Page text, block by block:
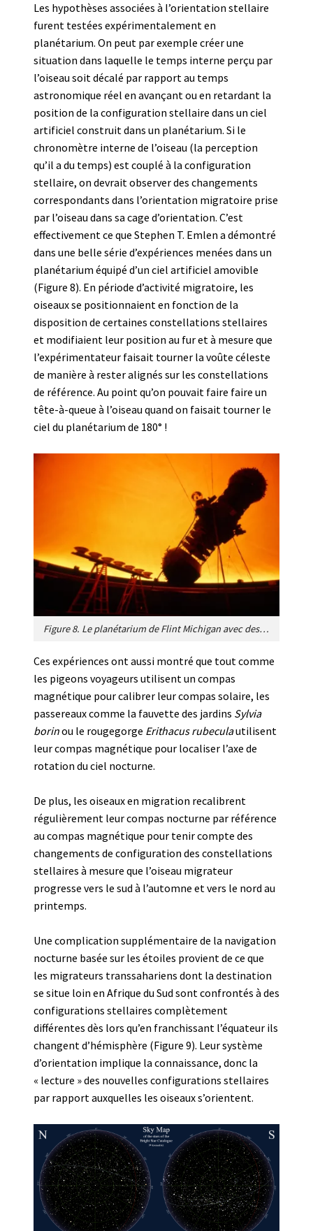
Les hypothèses associées à l’orientation stellaire
furent testées expérimentalement en
planétarium. On peut par exemple créer une
situation dans laquelle le temps interne perçu par
l’oiseau soit décalé par rapport au temps
astronomique réel en avançant ou en retardant la
position de la configuration stellaire dans un ciel
artificiel construit dans un planétarium. Si le
chronomètre interne de l’oiseau (la perception
qu’il a du temps) est couplé à la configuration
stellaire, on devrait observer des changements
correspondants dans l’orientation migratoire prise
par l’oiseau dans sa cage d’orientation. C’est
effectivement ce que Stephen T. Emlen a démontré
dans une belle série d’expériences menées dans un
planétarium équipé d’un ciel artificiel amovible
(Figure 8). En période d’activité migratoire, les
oiseaux se positionnaient en fonction de la
disposition de certaines constellations stellaires
et modifiaient leur position au fur et à mesure que
l’expérimentateur faisait tourner la voûte céleste
de manière à rester alignés sur les constellations
de référence. Au point qu’on pouvait faire faire un
tête-à-queue à l’oiseau quand on faisait tourner le
ciel du planétarium de 180° !
Figure 8. Le planétarium de Flint Michigan avec des cages d’orientation utilisé par Stephen T. Emlen pour l’étude de l’orientation prise par l’oiseau en fonction des constellation visibles dans le ciel. [Source photo © Stephen T. Emlen, avec l’aimable autorisation de l’auteur]
Ces expériences ont aussi montré que tout comme
les pigeons voyageurs utilisent un compas
magnétique pour calibrer leur compas solaire, les
passereaux comme la fauvette des jardins Sylvia
borinou le rougegorge Erithacus rubeculautilisent
leur compas magnétique pour localiser l’axe de
rotation du ciel nocturne.
De plus, les oiseaux en migration recalibrent
régulièrement leur compas nocturne par référence
au compas magnétique pour tenir compte des
changements de configuration des constellations
stellaires à mesure que l’oiseau migrateur
progresse vers le sud à l’automne et vers le nord au
printemps.
Une complication supplémentaire de la navigation
nocturne basée sur les étoiles provient de ce que
les migrateurs transsahariens dont la destination
se situe loin en Afrique du Sud sont confrontés à des
configurations stellaires complètement
différentes dès lors qu’en franchissant l’équateur ils
changent d’hémisphère (Figure 9). Leur système
d’orientation implique la connaissance, donc la
« lecture » des nouvelles configurations stellaires
par rapport auxquelles les oiseaux s’orientent.